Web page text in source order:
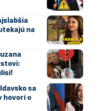
na
sa
hovorí o